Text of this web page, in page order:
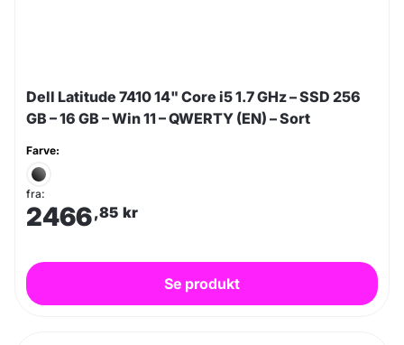
Dell Latitude 7410 14" Core i5 1.7 GHz – SSD 256
GB – 16 GB – Win 11 – QWERTY (EN) – Sort
Farve:
fra:
2466,85 kr
Se produkt